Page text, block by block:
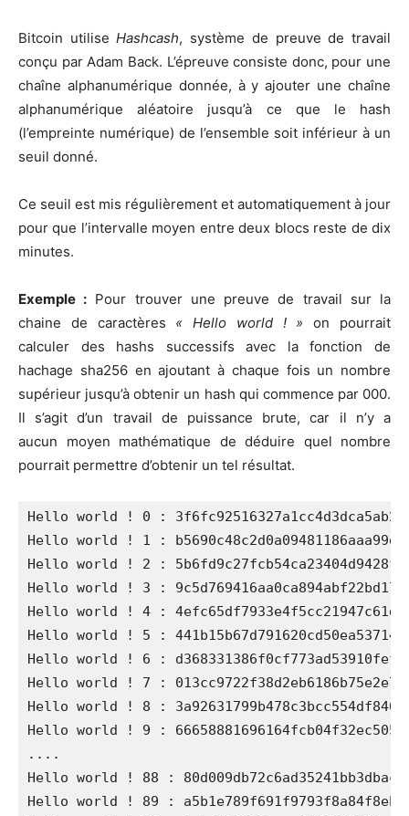
Bitcoin utiliseHashcash, système de preuve de travail
conçu par Adam Back. L’épreuve consiste donc, pour une
chaîne alphanumérique donnée, à y ajouter une chaîne
alphanumérique aléatoire jusqu’à ce que le hash
(l’empreinte numérique) de l’ensemble soit inférieur à un
seuil donné.
Ce seuil est mis régulièrement et automatiquement à jour
pour que l’intervalle moyen entre deux blocs reste de dix
minutes.
Exemple : Pour trouver une preuve de travail sur la
chaine de caractères « Hello world ! » on pourrait
calculer des hashs successifs avec la fonction de
hachage sha256 en ajoutant à chaque fois un nombre
supérieur jusqu’à obtenir un hash qui commence par 000.
Il s’agit d’un travail de puissance brute, car il n’y a
aucun moyen mathématique de déduire quel nombre
pourrait permettre d’obtenir un tel résultat.
Hello world ! 0 :
Hello world ! 1 :
Hello world ! 2 :
Hello world ! 3 :
Hello world ! 4 :
Hello world ! 5 :
Hello world ! 6 :
Hello world ! 7 :
Hello world ! 8 :
Hello world ! 9 :
....
Hello world ! 88 :
Hello world ! 89 :